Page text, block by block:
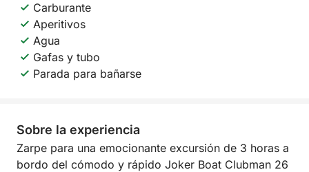
Carburante
Aperitivos
Agua
Gafas y tubo
Parada para bañarse
Sobre la experiencia
Zarpe para una emocionante excursión de 3 horas a
bordo del cómodo y rápido Joker Boat Clubman 26